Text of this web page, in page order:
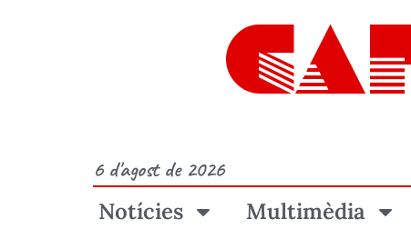
6 d'agost de 2026
Notícies Multimèdia